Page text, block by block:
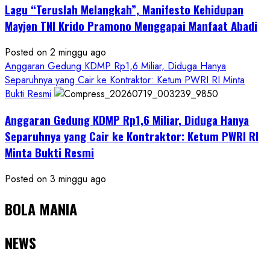
Lagu “Teruslah Melangkah”, Manifesto Kehidupan
Mayjen TNI Krido Pramono Menggapai Manfaat Abadi
Posted on 2 minggu ago
Anggaran Gedung KDMP Rp1,6 Miliar, Diduga Hanya
Separuhnya yang Cair ke Kontraktor: Ketum PWRI RI Minta
Bukti Resmi
Anggaran Gedung KDMP Rp1,6 Miliar, Diduga Hanya
Separuhnya yang Cair ke Kontraktor: Ketum PWRI RI
Minta Bukti Resmi
Posted on 3 minggu ago
BOLA MANIA
NEWS